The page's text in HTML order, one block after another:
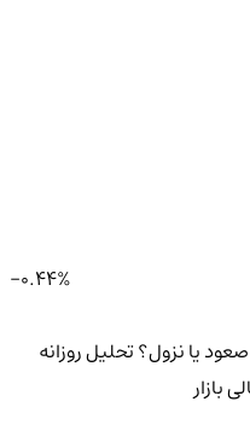
-0.44%
یا نزول؟تحلیل روزانه